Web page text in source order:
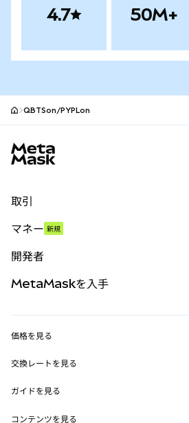
4.7 50M+
QBTSon/PYPLon
取引
パーペチュアル
RWA
マネー 新規
開発者
MetaMask Connect
Snaps
Web3サービス
MetaMaskを入手
セキュリティ
価格を見る
イーサリアムの価格
Solanaの価格
交換レートを見る
ETH→USD
USDT→INR
ガイドを見る
コンテンツを見る